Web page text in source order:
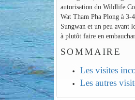
autorisation du Wildlife
Wat Tham Pha Plong à 3-
Sungwan et un peu avant
à plutôt faire en
SOMMAIRE
Les visites
Les autres